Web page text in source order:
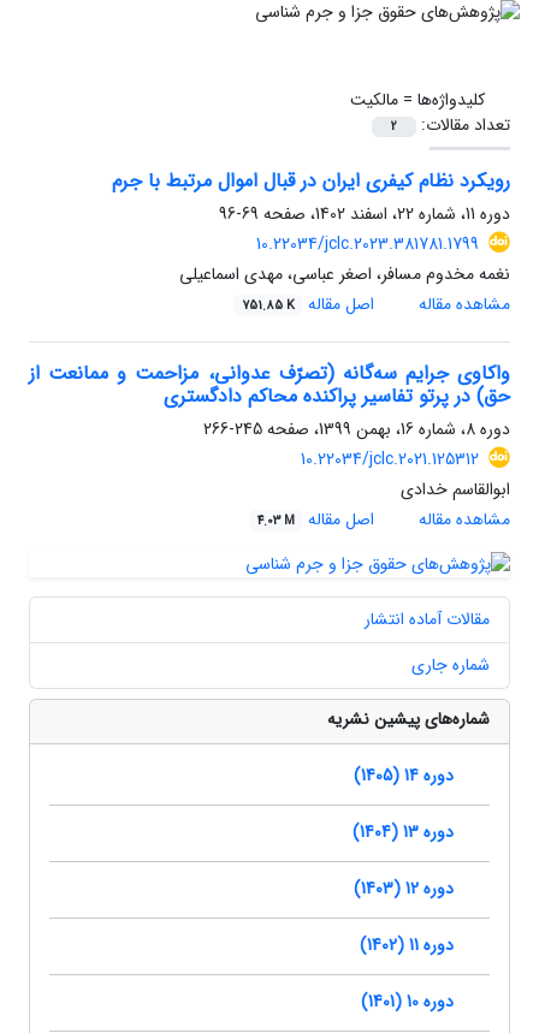
کلیدواژه‌ها =مالکیت
تعداد مقالات:
2
رویکرد نظام کیفری ایران در قبال اموال مرتبط با جرم
دوره 11، شماره 22، اسفند 1402، صفحه
69-96
10.22034/jclc.2023.381781.1799
نغمه مخدوم مسافر، اصغر عباسی، مهدی اسماعیلی
مشاهده مقاله
اصل مقاله 751.85 K
واکاوی جرایم سه‌گانه (تصرّف عدوانی، مزاحمت و ممانعت از
حق) در پرتو تفاسیر پراکنده محاکم دادگستری
دوره 8، شماره 16، بهمن 1399، صفحه
245-266
10.22034/jclc.2021.125312
ابوالقاسم خدادی
مشاهده مقاله
اصل مقاله 4.03 M
مقالات آماده انتشار
شماره جاری
شماره‌های پیشین نشریه
دوره 14 (1405)
دوره 13 (1404)
دوره 12 (1403)
دوره 11 (1402)
دوره 10 (1401)